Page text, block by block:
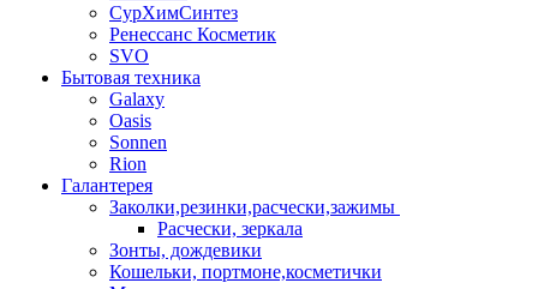
СурХимСинтез
Ренессанс Косметик
SVO
Бытовая техника
Galaxy
Oasis
Sonnen
Rion
Галантерея
Заколки,резинки,расчески,зажимы
Расчески, зеркала
Зонты, дождевики
Кошельки, портмоне,косметички